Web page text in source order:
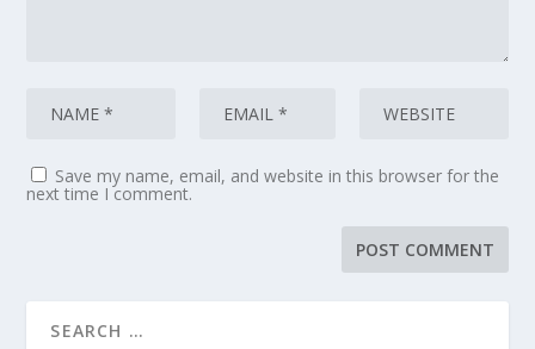
Save my name, email, and website in this browser for the
next time I comment.